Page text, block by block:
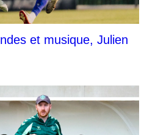
et musique, Julien